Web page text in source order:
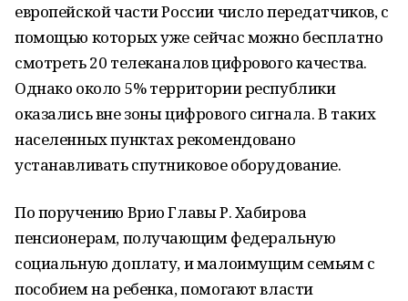
европейской части России число передатчиков, с
помощью которых уже сейчас можно бесплатно
смотреть 20 телеканалов цифрового качества.
Однако около 5% территории республики
оказались вне зоны цифрового сигнала. В таких
населенных пунктах рекомендовано
устанавливать спутниковое оборудование.
По поручению Врио Главы Р. Хабирова
пенсионерам, получающим федеральную
социальную доплату, и малоимущим семьям с
пособием на ребенка, помогают власти